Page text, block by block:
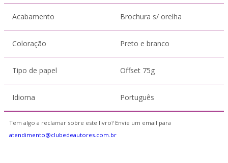
Acabamento Brochura s/ orelha
Coloração Preto e branco
Tipo de papel Offset 75g
Idioma Português
Tem algo a reclamar sobre este livro? Envie um email para
atendimento@clubedeautores.com.br